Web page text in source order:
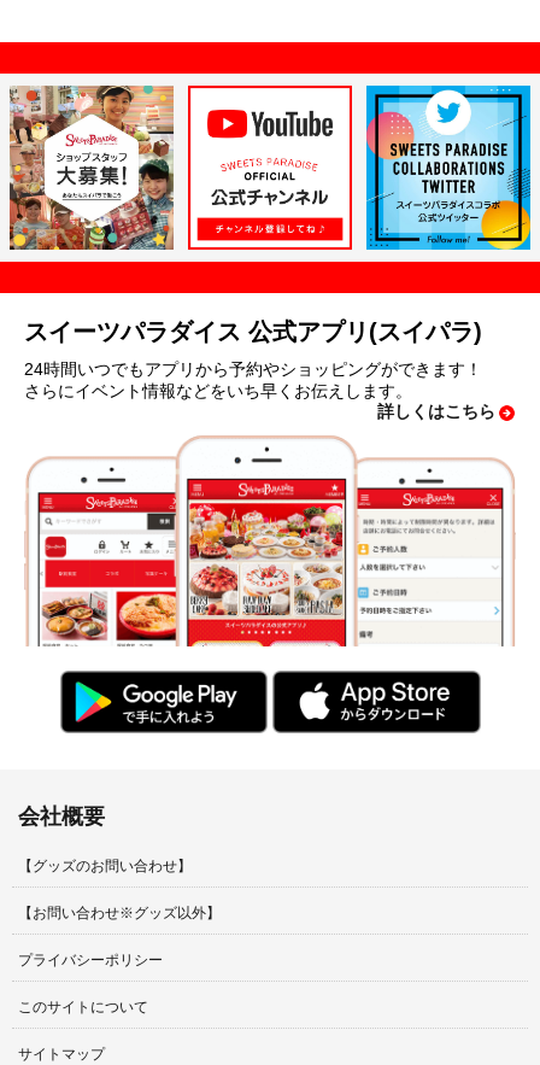
スイーツパラダイス 公式アプリ(スイパラ)
24時間いつでもアプリから予約やショッピングができます！
さらにイベント情報などをいち早くお伝えします。
詳しくはこちら
会社概要
【グッズのお問い合わせ】
【お問い合わせ※グッズ以外】
プライバシーポリシー
このサイトについて
サイトマップ